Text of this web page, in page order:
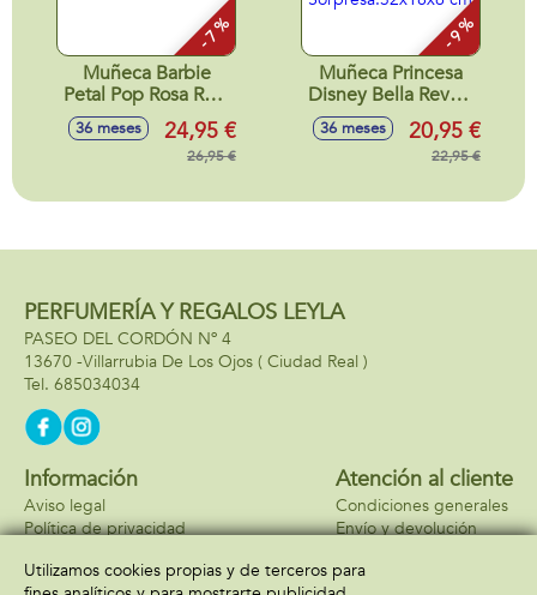
- 7 %
Muñeca Barbie
Petal Pop Rosa Roja
32x12x12 cm
36 meses 24,95 €
26,95 €
- 9 %
Muñeca Princesa
Disney Bella Reveal
Con Accesorios
Sorpresa.32x18x6
36 meses 20,95 €
22,95 €
PERFUMERÍA Y REGALOS LEYLA
PASEO DEL CORDÓN Nº 4
13670 -Villarrubia De Los Ojos ( Ciudad Real )
685034034
Información
Aviso legal
Política de privacidad
Atención al cliente
Condiciones generales
Envío y devolución
Formas de pago
Utilizamos cookies propias y de terceros para